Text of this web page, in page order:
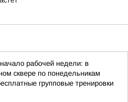
рабочей недели: в
сквере по понедельникам
групповые тренировки